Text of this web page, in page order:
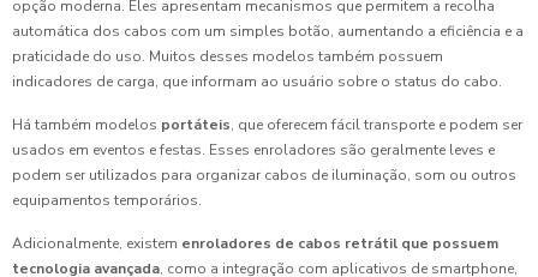
opção moderna. Eles apresentam mecanismos que permitem a recolha
automática dos cabos com um simples botão, aumentando a eficiência e a
praticidade do uso. Muitos desses modelos também possuem
indicadores de carga, que informam ao usuário sobre o status do cabo.
Há também modelos portáteis, que oferecem fácil transporte e podem ser
usados em eventos e festas. Esses enroladores são geralmente leves e
podem ser utilizados para organizar cabos de iluminação, som ou outros
equipamentos temporários.
Adicionalmente, existem enroladores de cabos retrátil que possuem
tecnologia avançada, como a integração com aplicativos de smartphone,